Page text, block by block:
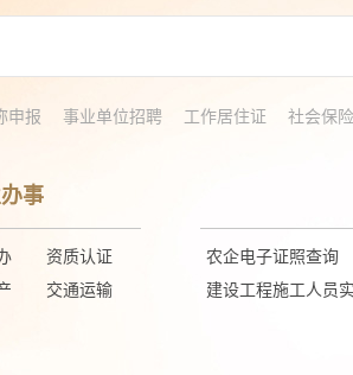
申报 事业单位招聘 工作居住证 社会保险
事
资质认证
交通运输
农企电子证照查询
建设工程施工人员